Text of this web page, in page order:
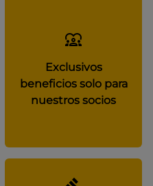
Exclusivos
beneficios solo para
nuestros socios